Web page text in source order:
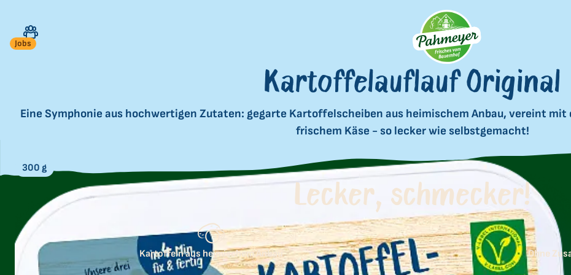
Jobs
Kartoffelauflauf Original
Eine Symphonie aus hochwertigen Zutaten: gegarte Kartoffelscheiben aus heimischem Anbau, vereint
frischem Käse - so lecker wie selbstgemacht!
300 g
Lecker, schmecker!
Kartoffeln aus heimischem Anbau Ohne